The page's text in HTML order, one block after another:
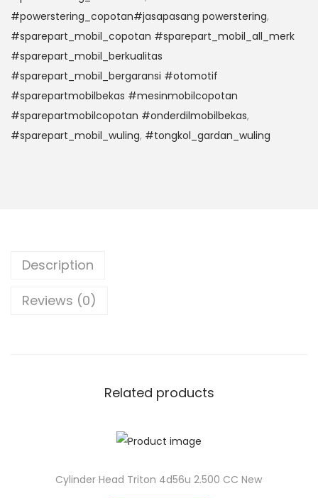
#powerstering_copotan#jasapasang powerstering,
#sparepart_mobil_copotan #sparepart_mobil_all_merk
#sparepart_mobil_berkualitas
#sparepart_mobil_bergaransi #otomotif
#sparepartmobilbekas #mesinmobilcopotan
#sparepartmobilcopotan #onderdilmobilbekas,
#sparepart_mobil_wuling, #tongkol_gardan_wuling
Description
Reviews (0)
Related products
Cylinder Head Triton 4d56u 2.500 CC New